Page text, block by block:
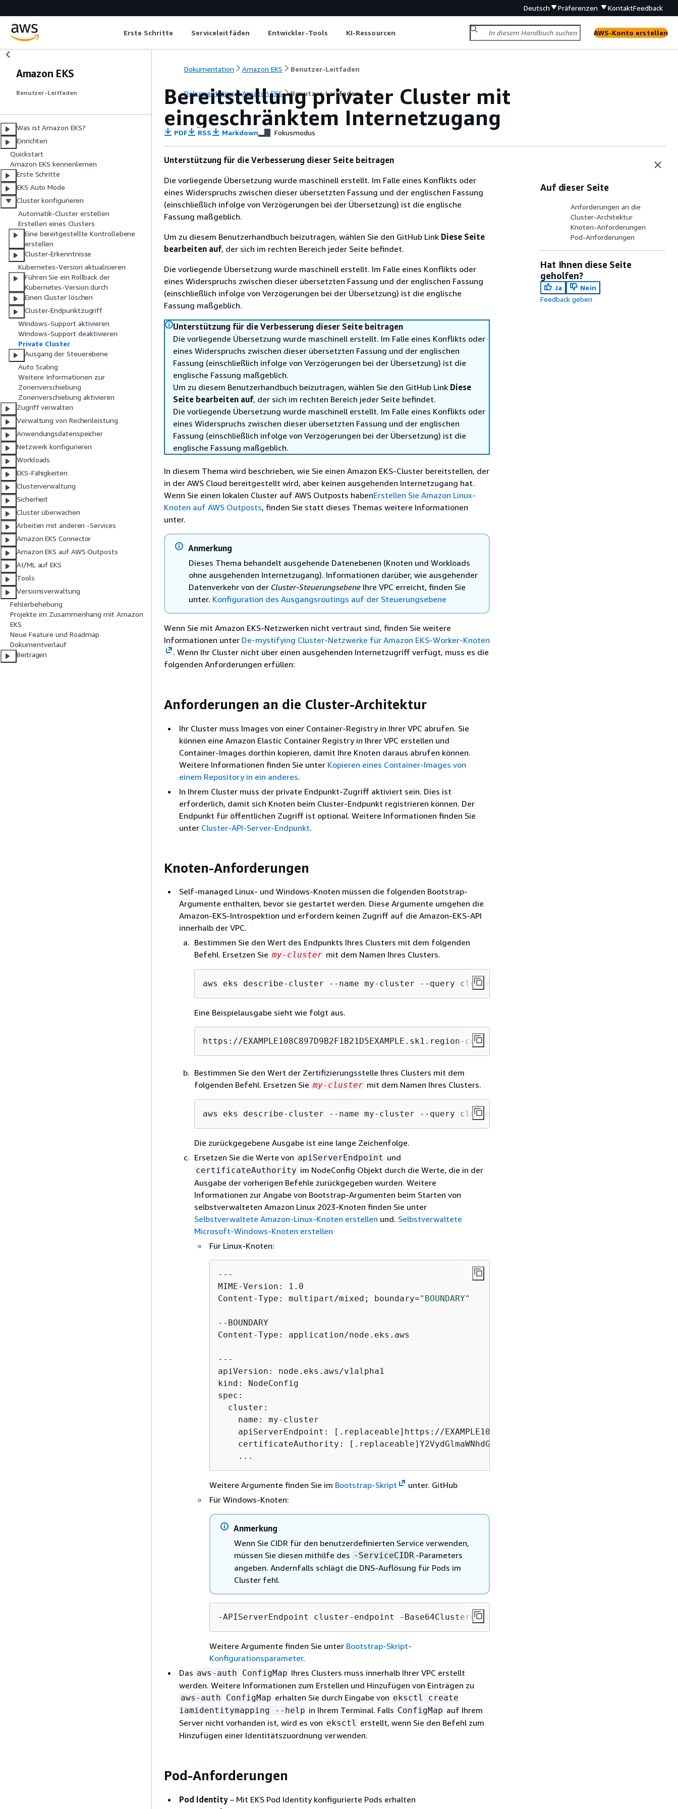
Deutsch Präferenzen KontaktFeedback
Erste Schritte Serviceleitfäden Entwickler-Tools KI-Ressourcen AWS-Konto erstellen
Amazon EKS
Benutzer-Leitfaden
Was ist Amazon EKS?
Einrichten
Quickstart
Amazon EKS kennenlernen
Erste Schritte
EKS Auto Mode
Cluster konfigurieren
Automatik-Cluster erstellen
Erstellen eines Clusters
Eine bereitgestellte Kontrollebene
erstellen
Cluster-Erkenntnisse
Kubernetes-Version aktualisieren
Führen Sie ein Rollback der
Kubernetes-Version durch
Einen Cluster löschen
Cluster-Endpunktzugriff
Windows-Support aktivieren
Windows-Support deaktivieren
Private Cluster
Ausgang der Steuerebene
Auto Scaling
Weitere Informationen zur
Zonenverschiebung
Zonenverschiebung aktivieren
Zugriff verwalten
Verwaltung von Rechenleistung
Anwendungsdatenspeicher
Netzwerk konfigurieren
Workloads
EKS-Fähigkeiten
Clusterverwaltung
Sicherheit
Cluster überwachen
Arbeiten mit anderen -Services
Amazon EKS Connector
Amazon EKS auf AWS Outposts
AI/ML auf EKS
Tools
Versionsverwaltung
Fehlerbehebung
Projekte im Zusammenhang mit Amazon
EKS
Neue Feature und Roadmap
Dokumentverlauf
Beitragen
Dokumentation Amazon EKS Benutzer-Leitfaden
Dokumentation Amazon EKS Benutzer-Leitfaden
Bereitstellung privater Cluster mit
eingeschränktem Internetzugang
PDF RSS Markdown Fokusmodus
Unterstützung für die Verbesserung dieser Seite beitragen
Die vorliegende Übersetzung wurde maschinell erstellt. Im Falle eines Konflikts oder
eines Widerspruchs zwischen dieser übersetzten Fassung und der englischen Fassung
(einschließlich infolge von Verzögerungen bei der Übersetzung) ist die englische
Fassung maßgeblich.
Um zu diesem Benutzerhandbuch beizutragen, wählen Sie den GitHub Link Diese Seite
bearbeiten auf, der sich im rechten Bereich jeder Seite befindet.
Die vorliegende Übersetzung wurde maschinell erstellt. Im Falle eines Konflikts oder
eines Widerspruchs zwischen dieser übersetzten Fassung und der englischen Fassung
(einschließlich infolge von Verzögerungen bei der Übersetzung) ist die englische
Fassung maßgeblich.
Unterstützung für die Verbesserung dieser Seite beitragen
Die vorliegende Übersetzung wurde maschinell erstellt. Im Falle eines Konflikts oder
eines Widerspruchs zwischen dieser übersetzten Fassung und der englischen
Fassung (einschließlich infolge von Verzögerungen bei der Übersetzung) ist die
englische Fassung maßgeblich.
Um zu diesem Benutzerhandbuch beizutragen, wählen Sie den GitHub Link Diese
Seite bearbeiten auf, der sich im rechten Bereich jeder Seite befindet.
Die vorliegende Übersetzung wurde maschinell erstellt. Im Falle eines Konflikts oder
eines Widerspruchs zwischen dieser übersetzten Fassung und der englischen
Fassung (einschließlich infolge von Verzögerungen bei der Übersetzung) ist die
englische Fassung maßgeblich.
In diesem Thema wird beschrieben, wie Sie einen Amazon EKS-Cluster bereitstellen, der
in der AWS Cloud bereitgestellt wird, aber keinen ausgehenden Internetzugang hat.
Wenn Sie einen lokalen Cluster auf AWS Outposts habenErstellen Sie Amazon Linux-
Knoten auf AWS Outposts, finden Sie statt dieses Themas weitere Informationen
unter.
Anmerkung
Dieses Thema behandelt ausgehende Datenebenen (Knoten und Workloads
ohne ausgehenden Internetzugang). Informationen darüber, wie ausgehender
Datenverkehr von der Cluster-Steuerungsebene Ihre VPC erreicht, finden Sie
unter. Konfiguration des Ausgangsroutings auf der Steuerungsebene
Wenn Sie mit Amazon EKS-Netzwerken nicht vertraut sind, finden Sie weitere
Informationen unter De-mystifying Cluster-Netzwerke für Amazon EKS-Worker-Knoten
. Wenn Ihr Cluster nicht über einen ausgehenden Internetzugriff verfügt, muss es die
folgenden Anforderungen erfüllen:
Anforderungen an die Cluster-Architektur
Ihr Cluster muss Images von einer Container-Registry in Ihrer VPC abrufen. Sie
können eine Amazon Elastic Container Registry in Ihrer VPC erstellen und
Container-Images dorthin kopieren, damit Ihre Knoten daraus abrufen können.
Weitere Informationen finden Sie unter Kopieren eines Container-Images von
einem Repository in ein anderes.
In Ihrem Cluster muss der private Endpunkt-Zugriff aktiviert sein. Dies ist
erforderlich, damit sich Knoten beim Cluster-Endpunkt registrieren können. Der
Endpunkt für öffentlichen Zugriff ist optional. Weitere Informationen finden Sie
unter Cluster-API-Server-Endpunkt.
Knoten-Anforderungen
Self-managed Linux- und Windows-Knoten müssen die folgenden Bootstrap-
Argumente enthalten, bevor sie gestartet werden. Diese Argumente umgehen die
Amazon-EKS-Introspektion und erfordern keinen Zugriff auf die Amazon-EKS-API
innerhalb der VPC.
Bestimmen Sie den Wert des Endpunkts Ihres Clusters mit dem folgenden
Befehl. Ersetzen Sie my-cluster mit dem Namen Ihres Clusters.
aws eks describe-cluster --name my-cluster --query cluster.endpoint --output text
Eine Beispielausgabe sieht wie folgt aus.
https://EXAMPLE108C897D9B2F1B21D5EXAMPLE.sk1.region-code.eks.amazonaws.com
Bestimmen Sie den Wert der Zertifizierungsstelle Ihres Clusters mit dem
folgenden Befehl. Ersetzen Sie my-cluster mit dem Namen Ihres Clusters.
aws eks describe-cluster --name my-cluster --query cluster.certificateAuthority --output text
Die zurückgegebene Ausgabe ist eine lange Zeichenfolge.
Ersetzen Sie die Werte von apiServerEndpoint und
certificateAuthority im NodeConfig Objekt durch die Werte, die in der
Ausgabe der vorherigen Befehle zurückgegeben wurden. Weitere
Informationen zur Angabe von Bootstrap-Argumenten beim Starten von
selbstverwalteten Amazon Linux 2023-Knoten finden Sie unter
Selbstverwaltete Amazon-Linux-Knoten erstellen und. Selbstverwaltete
Microsoft-Windows-Knoten erstellen
Für Linux-Knoten:
---
MIME-Version: 1.0
Content-Type: multipart/mixed; boundary="BOUNDARY"
--BOUNDARY
Content-Type: application/node.eks.aws
---
apiVersion: node.eks.aws/v1alpha1
kind: NodeConfig
spec:
  cluster:
    name: my-cluster
apiServerEndpoint: [.replaceable]https://EXAMPLE108C897D9B2F1B21D5EXAMPLE.sk1.region-
    certificateAuthority: [.replaceable]Y2VydGlmaWNhdGVBdXRob3JpdHk=
    ...
Weitere Argumente finden Sie im Bootstrap-Skript
unter. GitHub
Für Windows-Knoten:
Anmerkung
Wenn Sie CIDR für den benutzerdefinierten Service verwenden,
müssen Sie diesen mithilfe des -ServiceCIDR -Parameters
angeben. Andernfalls schlägt die DNS-Auflösung für Pods im
Cluster fehl.
-APIServerEndpoint cluster-endpoint -Base64ClusterCA certificate-authority
Weitere Argumente finden Sie unter Bootstrap-Skript-
Konfigurationsparameter.
Das aws-auth ConfigMap Ihres Clusters muss innerhalb Ihrer VPC erstellt
werden. Weitere Informationen zum Erstellen und Hinzufügen von Einträgen zu
aws-auth ConfigMap erhalten Sie durch Eingabe von eksctl create
iamidentitymapping --help in Ihrem Terminal. Falls ConfigMap auf Ihrem
Server nicht vorhanden ist, wird es von eksctl erstellt, wenn Sie den Befehl zum
Hinzufügen einer Identitätszuordnung verwenden.
Pod-Anforderungen
Pod Identity – Mit EKS Pod Identity konfigurierte Pods erhalten
Auf dieser Seite
Anforderungen an die
Cluster-Architektur
Knoten-Anforderungen
Pod-Anforderungen
Hat Ihnen diese Seite
geholfen?
Ja
Nein
Feedback geben